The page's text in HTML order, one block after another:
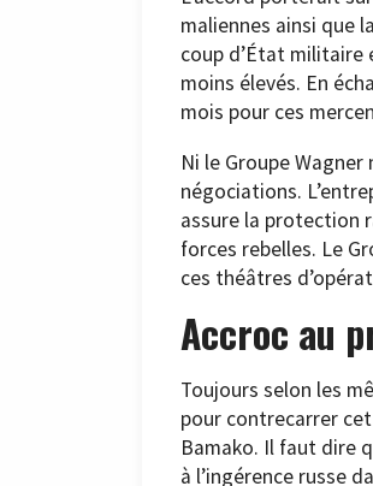
maliennes ainsi que
coup d’État militaire
moins élevés. En
mois pour ces
Ni le Groupe
négociations.
assure la protection
forces rebelles. Le
ces théâtres
Accroc au
Toujours selon les
pour contrecarrer
Bamako. Il faut dire
à l’ingérence russe